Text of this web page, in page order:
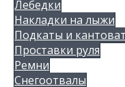
Лебедки
Накладки на лыжи
Подкаты и
Проставки руля
Ремни
Снегоотвалы